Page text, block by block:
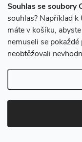
Souhlas se soubory
souhlas? Například
máte v košíku,
nemuseli se
neobtěžovali
E-liquid Dekang Jablko
(Apple) - 30ml (3x10ml),
555 Kč
DO KOŠÍKU
Na slunci vyhřáté a